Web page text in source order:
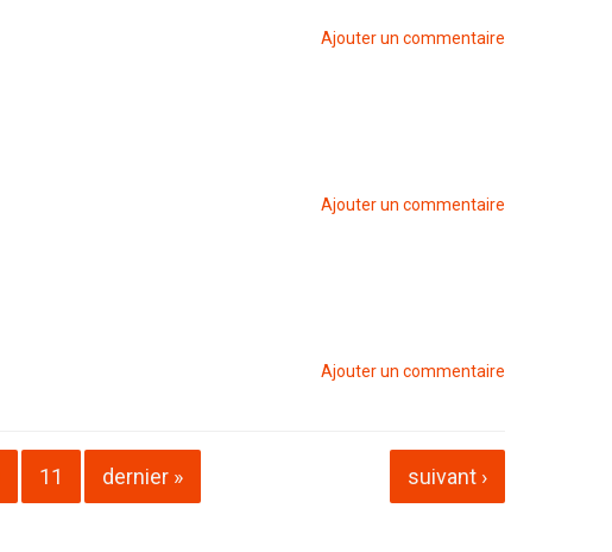
Ajouter un commentaire
Ajouter un commentaire
Ajouter un commentaire
11 suivant ›
dernier »